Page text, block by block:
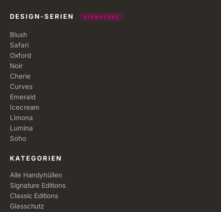
DESIGN-SERIEN SIGNATURE
Blush
Safari
Oxford
Noir
Cherie
Curves
Emerald
Icecream
Limona
Lumina
Soho
KATEGORIEN
Alle Handyhüllen
Signature Editions
Classic Editions
Glasschutz